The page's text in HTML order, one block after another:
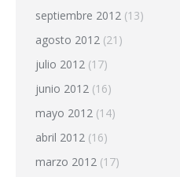
septiembre 2012 (13)
agosto 2012 (21)
julio 2012 (17)
junio 2012 (16)
mayo 2012 (14)
abril 2012 (16)
marzo 2012 (17)